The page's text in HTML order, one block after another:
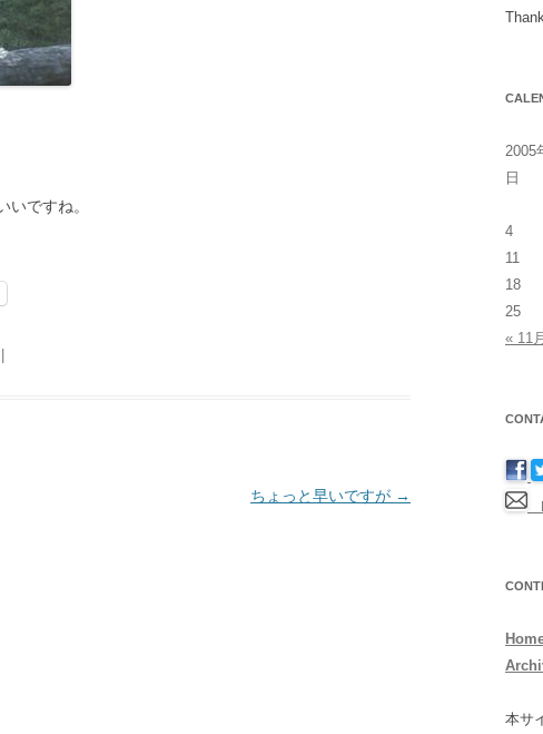
ですね。
|
ちょっと早いですが →
2005
日
4
11
18
25
« 11月
本サ